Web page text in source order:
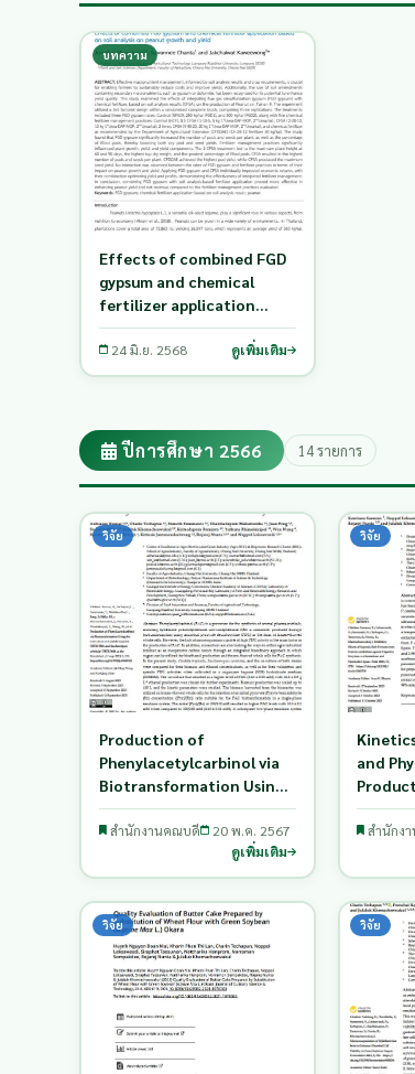
บทความ
Effects of combined FGD
gypsum and chemical
fertilizer application
based on soil analysis on
peanut growth and yield
24 มิ.ย. 2568 ดูเพิ่มเติม
ปีการศึกษา 2566 14 รายการ
วิจัย
Production of
Phenylacetylcarbinol via
Biotransformation Using
the Co-Culture of Candida
tropicalis TISTR 5306 and
Saccharomyces cerevisiae
TISTR 5606 as the
Biocatalyst
สำนักงานคณบดี 20 พ.ค. 2567
ดูเพิ่มเติม
วิจัย
and
Acid-
Bran
สำนักง
วิจัย วิจัย